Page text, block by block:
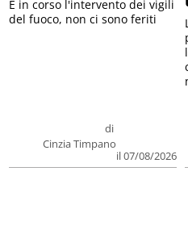
di
Cinzia Timpano
il 07/08/2026
E in corso l'intervento dei vigili
del fuoco, non ci sono feriti